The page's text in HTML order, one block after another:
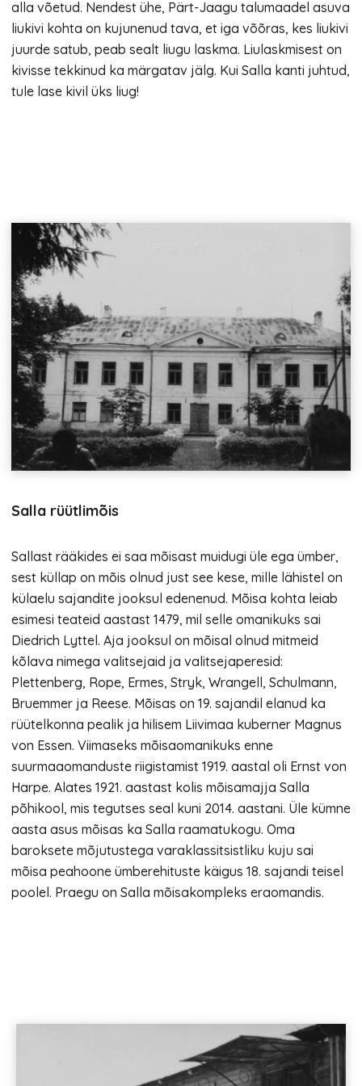
alla võetud. Nendest ühe, Pärt-Jaagu talumaadel asuva
liukivi kohta on kujunenud tava, et iga võõras, kes liukivi
juurde satub, peab sealt liugu laskma. Liulaskmisest on
kivisse tekkinud ka märgatav jälg. Kui Salla kanti juhtud,
tule lase kivil üks liug!
Salla rüütlimõis
Sallast rääkides ei saa mõisast muidugi üle ega ümber,
sest küllap on mõis olnud just see kese, mille lähistel on
külaelu sajandite jooksul edenenud. Mõisa kohta leiab
esimesi teateid aastast 1479, mil selle omanikuks sai
Diedrich Lyttel. Aja jooksul on mõisal olnud mitmeid
kõlava nimega valitsejaid ja valitsejaperesid:
Plettenberg, Rope, Ermes, Stryk, Wrangell, Schulmann,
Bruemmer ja Reese. Mõisas on 19. sajandil elanud ka
rüütelkonna pealik ja hilisem Liivimaa kuberner Magnus
von Essen. Viimaseks mõisaomanikuks enne
suurmaaomanduste riigistamist 1919. aastal oli Ernst von
Harpe. Alates 1921. aastast kolis mõisamajja Salla
põhikool, mis tegutses seal kuni 2014. aastani. Üle kümne
aasta asus mõisas ka Salla raamatukogu. Oma
baroksete mõjutustega varaklassitsistliku kuju sai
mõisa peahoone ümberehituste käigus 18. sajandi teisel
poolel. Praegu on Salla mõisakompleks eraomandis.